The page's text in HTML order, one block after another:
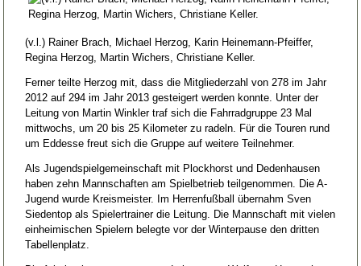
(v.l.) Rainer Brach, Michael Herzog, Karin Heinemann-Pfeiffer,
Regina Herzog, Martin Wichers, Christiane Keller.
Ferner teilte Herzog mit, dass die Mitgliederzahl von 278 im Jahr
2012 auf 294 im Jahr 2013 gesteigert werden konnte. Unter der
Leitung von Martin Winkler traf sich die Fahrradgruppe 23 Mal
mittwochs, um 20 bis 25 Kilometer zu radeln. Für die Touren rund
um Eddesse freut sich die Gruppe auf weitere Teilnehmer.
Als Jugendspielgemeinschaft mit Plockhorst und Dedenhausen
haben zehn Mannschaften am Spielbetrieb teilgenommen. Die A-
Jugend wurde Kreismeister. Im Herrenfußball übernahm Sven
Siedentop als Spielertrainer die Leitung. Die Mannschaft mit vielen
einheimischen Spielern belegte vor der Winterpause den dritten
Tabellenplatz.